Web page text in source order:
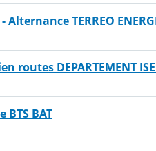
TERREO
routes DEPARTEMENT
BAT